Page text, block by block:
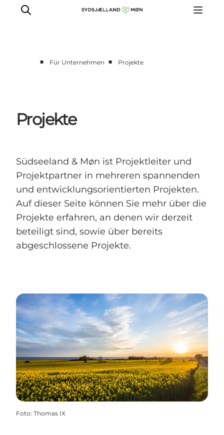
Projekte
Bilddatenbank
■ Für Unternehmen ■ Projekte
Projekte
Südseeland & Møn ist Projektleiter und
Projektpartner in mehreren spannenden
und entwicklungsorientierten Projekten.
Auf dieser Seite können Sie mehr über die
Projekte erfahren, an denen wir derzeit
beteiligt sind, sowie über bereits
abgeschlossene Projekte.
Foto: Thomas IX